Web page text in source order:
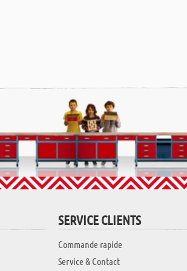
SERVICE CLIENTS
Commande rapide
Service & Contact